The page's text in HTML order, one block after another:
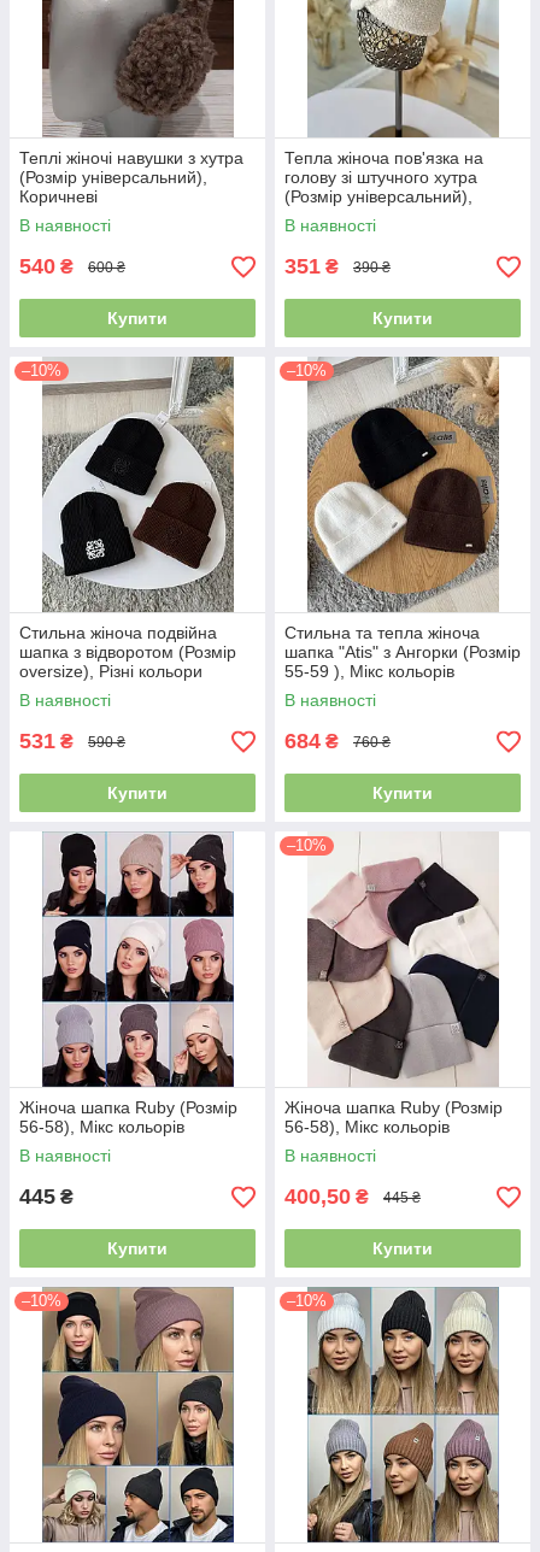
Теплі жіночі навушки з хутра
(Розмір універсальний),
Коричневі
В наявності
540 ₴ 600 ₴
Купити
Тепла жіноча пов'язка на
голову зі штучного хутра
(Розмір універсальний),
Молочна
В наявності
351 ₴ 390 ₴
Купити
–10%
Стильна жіноча подвійна
шапка з відворотом (Розмір
oversize), Різні кольори
В наявності
531 ₴ 590 ₴
Купити
–10%
Стильна та тепла жіноча
шапка "Atis" з Ангорки (Розмір
55-59 ), Мікс кольорів
В наявності
684 ₴ 760 ₴
Купити
Жіноча шапка Ruby (Розмір
56-58), Мікс кольорів
В наявності
445 ₴
Купити
–10%
Жіноча шапка Ruby (Розмір
56-58), Мікс кольорів
В наявності
400,50 ₴ 445 ₴
Купити
–10% –10%